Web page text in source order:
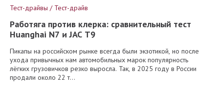
Тест-драйвы / Тест-драйв
Работяга против клерка: сравнительный тест
Huanghai N7 и JAC T9
Пикапы на российском рынке всегда были экзотикой, но после
ухода привычных нам автомобильных марок популярность
лёгких грузовичков резко выросла. Так, в 2025 году в России
продали около 22 т...